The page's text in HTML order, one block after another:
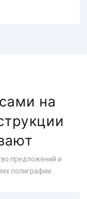
на
предложений и
полиграфии.